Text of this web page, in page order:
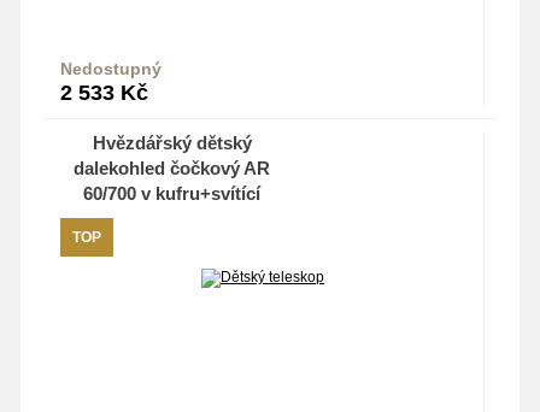
Nedostupný
2 533 Kč
Hvězdářský dětský
dalekohled čočkový AR
60/700 v kufru+svítící
nálepka Měsíc a Astro
TOP